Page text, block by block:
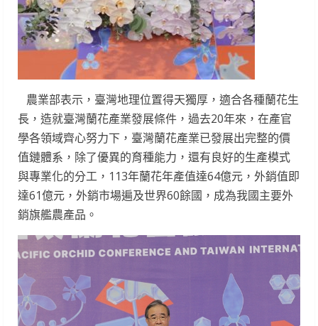
農業部表示，臺灣地理位置得天獨厚，適合各種蘭花生
長，造就臺灣蘭花產業發展條件，過去20年來，在產官
學各領域齊心努力下，臺灣蘭花產業已發展出完整的價
值鏈體系，除了優異的育種能力，還有良好的生產模式
與專業化的分工，113年蘭花年產值達64億元，外銷值即
達61億元，外銷市場遍及世界60餘國，成為我國主要外
銷旗艦農產品。